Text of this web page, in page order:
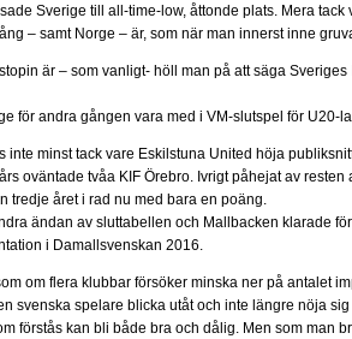
Sverige till all-time-low, åttonde plats. Mera
– samt Norge – är, som när man innerst inne
är – som vanligt- höll man på att säga
för andra gången vara med i VM-slutspel för
inte minst tack vare Eskilstuna United höja
oväntade tvåa KIF Örebro. Ivrigt påhejat av
tredje året i rad nu med bara en poäng.
ändan av sluttabellen och Mallbacken klarade
i Damallsvenskan 2016.
om flera klubbar försöker minska ner på antalet
svenska spelare blicka utåt och inte längre nöja
förstås kan bli både bra och dålig. Men som man